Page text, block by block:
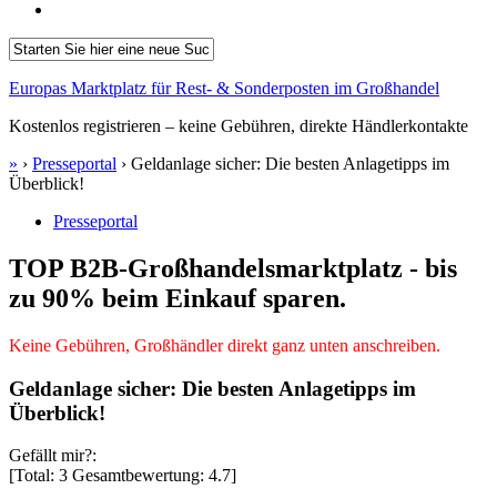
Europas Marktplatz für Rest- & Sonderposten im Großhandel
Kostenlos registrieren – keine Gebühren, direkte Händlerkontakte
» › Presseportal › Geldanlage sicher: Die besten Anlagetipps im
Überblick!
Presseportal
TOP B2B-Großhandelsmarktplatz - bis
zu 90% beim Einkauf sparen.
Keine Gebühren, Großhändler direkt ganz unten anschreiben.
Geldanlage sicher: Die besten Anlagetipps im
Überblick!
Gefällt mir?:
[Total: 3 Gesamtbewertung: 4.7]